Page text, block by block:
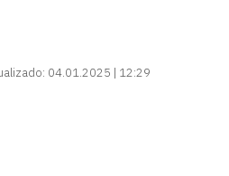
04.01.2025 | 12:29